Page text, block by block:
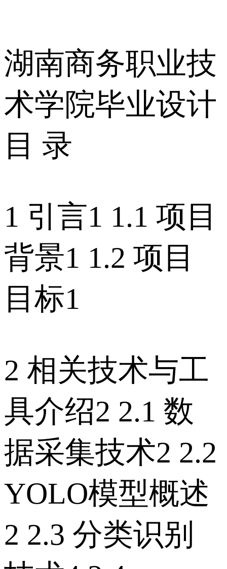
湖南商务职业技
术学院毕业设计
目 录
1 引言1 1.1 项目
背景1 1.2 项目
目标1
2 相关技术与工
具介绍2 2.1 数
据采集技术2 2.2
YOLO模型概述
2 2.3 分类识别